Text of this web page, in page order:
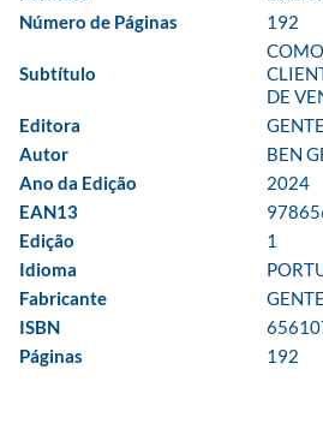
Número de Páginas
192
Subtítulo
DE
Editora
Autor
BEN
Ano da Edição
2024
EAN13
Edição
1
Idioma
Fabricante
ISBN
Páginas
192